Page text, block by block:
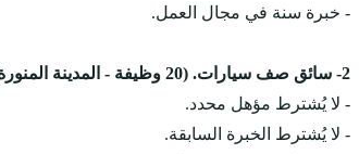
- خبرة سنة في مجال العمل.
2- سائق صف سيارات. (20 وظيفة - المدينة المنورة)
- لا يُشترط مؤهل محدد.
- لا يُشترط الخبرة السابقة.